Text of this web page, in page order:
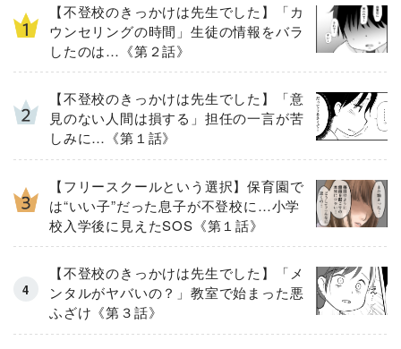
【不登校のきっかけは先生でした】「カ
ウンセリングの時間」生徒の情報をバラ
したのは…《第２話》
【不登校のきっかけは先生でした】「意
見のない人間は損する」担任の一言が苦
しみに…《第１話》
【フリースクールという選択】保育園で
は“いい子”だった息子が不登校に…小学
校入学後に見えたSOS《第１話》
【不登校のきっかけは先生でした】「メ
ンタルがヤバいの？」教室で始まった悪
ふざけ《第３話》